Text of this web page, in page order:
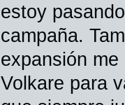
estoy
campaña.
expansión
Volkare para